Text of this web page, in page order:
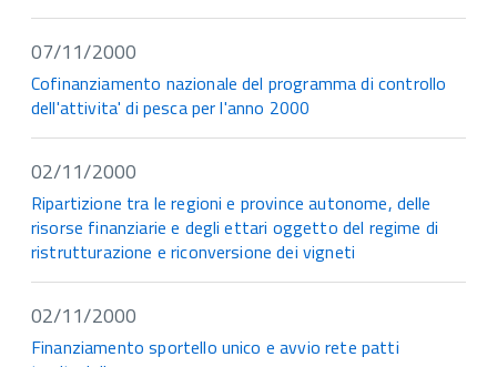
07/11/2000
Cofinanziamento nazionale del programma di controllo
dell'attivita' di pesca per l'anno 2000
02/11/2000
Ripartizione tra le regioni e province autonome, delle
risorse finanziarie e degli ettari oggetto del regime di
ristrutturazione e riconversione dei vigneti
02/11/2000
Finanziamento sportello unico e avvio rete patti